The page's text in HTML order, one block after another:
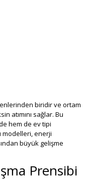
biridir ve ortam
atımını sağlar. Bu
hem de ev tipi
modelleri, enerji
büyük gelişme
Prensibi